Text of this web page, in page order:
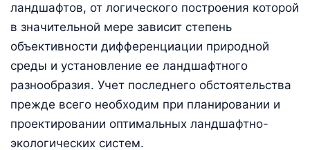
ландшафтов, от логического построения которой
в значительной мере зависит степень
объективности дифференциации природной
среды и установление ее ландшафтного
разнообразия. Учет последнего обстоятельства
прежде всего необходим при планировании и
проектировании оптимальных ландшафтно-
экологических систем.